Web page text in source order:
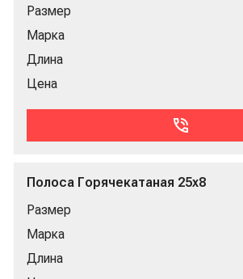
Размер
Марка
Длина
Цена
Полоса Горячекатаная 25x8
Размер
Марка
Длина